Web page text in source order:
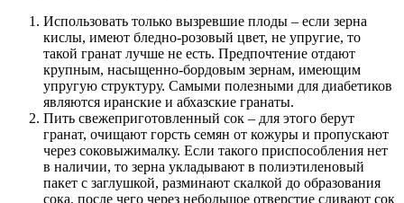
Использовать только вызревшие плоды – если зерна
кислы, имеют бледно-розовый цвет, не упругие, то
такой гранат лучше не есть. Предпочтение отдают
крупным, насыщенно-бордовым зернам, имеющим
упругую структуру. Самыми полезными для диабетиков
являются иранские и абхазские гранаты.
Пить свежеприготовленный сок – для этого берут
гранат, очищают горсть семян от кожуры и пропускают
через соковыжималку. Если такого приспособления нет
в наличии, то зерна укладывают в полиэтиленовый
пакет с заглушкой, разминают скалкой до образования
сока, после чего через небольшое отверстие сливают сок